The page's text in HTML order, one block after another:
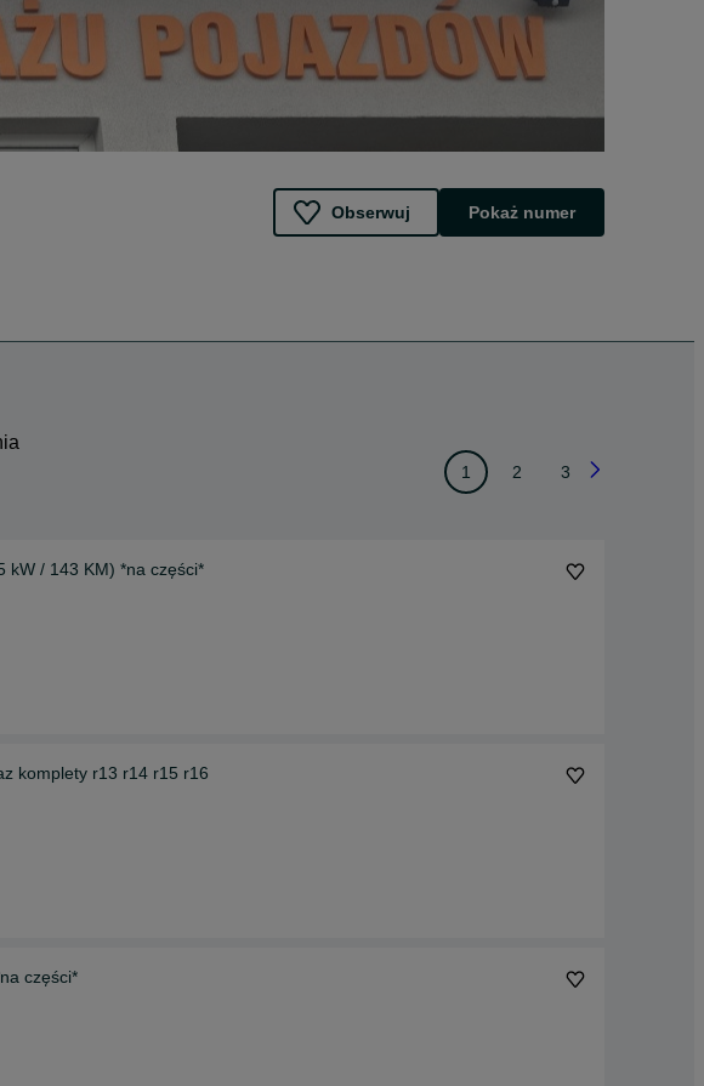
Obserwuj Pokaż numer
1 2 3
ccm / 105 kW / 143 KM) *na części*
komplety r13 r14 r15 r16
części*